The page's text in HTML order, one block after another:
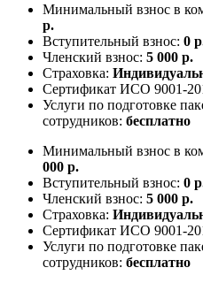
Минимальный взнос в
р.
Вступительный взнос: 0
Членский взнос: 5 000 р.
Страховка:
Сертификат ИСО 9001-
Услуги по подготовке
сотрудников: бесплатно
Минимальный взнос в
000 р.
Вступительный взнос: 0
Членский взнос: 5 000 р.
Страховка:
Сертификат ИСО 9001-
Услуги по подготовке
сотрудников: бесплатно